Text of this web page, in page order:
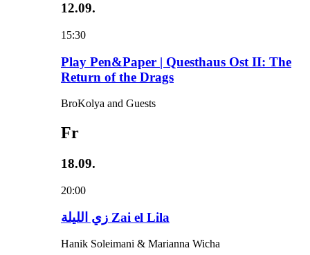
12.09.
15:30
Play Pen&Paper | Questhaus Ost II: The
Return of the Drags
BroKolya and Guests
Fr
18.09.
20:00
زي‌ اللیلة Zai el Lila
Hanik Soleimani & Marianna Wicha